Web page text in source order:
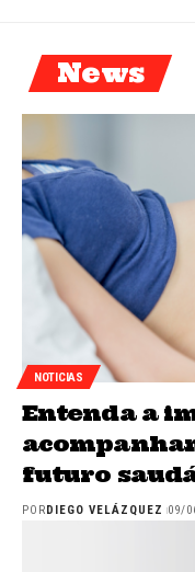
News
NOTICIAS
Entenda a
futuro
POR DIEGO VELÁZQUEZ 09/